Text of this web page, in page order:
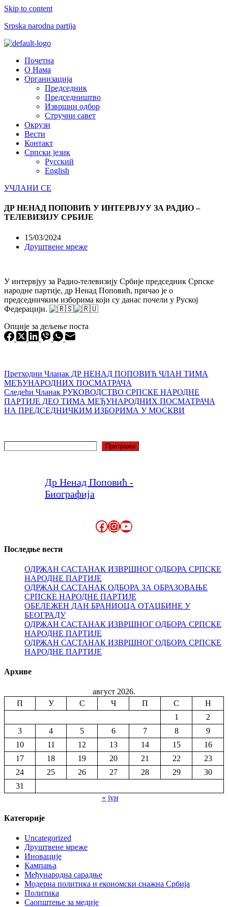
Skip to content
Srpska narodna partija
Menu
Почетна
О Нама
Организација
Председник
Председништво
Извршни одбор
Стручни савет
Окрузи
Вести
Контакт
Српски језик
Русский
English
УЧЛАНИ СЕ
ДР НЕНАД ПОПОВИЋ У ИНТЕРВЈУУ ЗА РАДИО –
ТЕЛЕВИЗИЈУ СРБИЈЕ
15/03/2024
Друштвене мреже
У интервјуу за Радио-телевизију Србије председник Српске
народне партије, др Ненад Поповић, причао је о
председничким изборима који су данас почели у Руској
Федерацији.
Опције за дељење поста
Претходни Чланак ДР НЕНАД ПОПОВИЋ ЧЛАН ТИМА
МЕЂУНАРОДНИХ ПОСМАТРАЧА
Следећи Чланак РУКОВОДСТВО СРПСКЕ НАРОДНЕ
ПАРТИЈЕ ДЕО ТИМА МЕЂУНАРОДНИХ ПОСМАТРАЧА
НА ПРЕДСЕДНИЧКИМ ИЗБОРИМА У МОСКВИ
Претражи
Др Ненад Поповић -
Биографија
Facebook
Instagram
YouTube
Последње вести
ОДРЖАН САСТАНАК ИЗВРШНОГ ОДБОРА СРПСКЕ
НАРОДНЕ ПАРТИЈЕ
ОДРЖАН САСТАНАК ОДБОРА ЗА ОБРАЗОВАЊЕ
СРПСКЕ НАРОДНЕ ПАРТИЈЕ
ОБЕЛЕЖЕН ДАН БРАНИОЦА ОТАЏБИНЕ У
БЕОГРАДУ
ОДРЖАН САСТАНАК ИЗВРШНОГ ОДБОРА СРПСКЕ
НАРОДНЕ ПАРТИЈЕ
ОДРЖАН САСТАНАК ИЗВРШНОГ ОДБОРА СРПСКЕ
НАРОДНЕ ПАРТИЈЕ
Архиве
август 2026.
П
У С Ч П С
Н
1
2
3
4 5 6 7 8
9
10
11 12 13 14 15
16
17
18 19 20 21 22
23
24
25 26 27 28 29
30
31
« јун
Категорије
Uncategorized
Друштвене мреже
Иновације
Кампања
Међународна сарадње
Модерна политика и економски снажна Србија
Политика
Саопштење за медије